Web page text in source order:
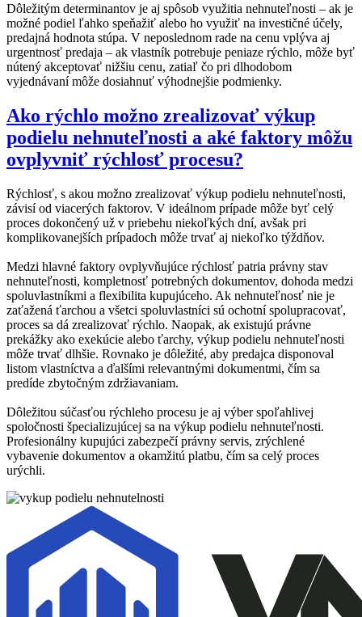
Dôležitým determinantov je aj spôsob využitia nehnuteľnosti – ak je
možné podiel ľahko speňažiť alebo ho využiť na investičné účely,
predajná hodnota stúpa. V neposlednom rade na cenu vplýva aj
urgentnosť predaja – ak vlastník potrebuje peniaze rýchlo, môže byť
nútený akceptovať nižšiu cenu, zatiaľ čo pri dlhodobom
vyjednávaní môže dosiahnuť výhodnejšie podmienky.
Ako rýchlo možno zrealizovať výkup
podielu nehnuteľnosti a aké faktory môžu
ovplyvniť rýchlosť procesu?
Rýchlosť, s akou možno zrealizovať výkup podielu nehnuteľnosti,
závisí od viacerých faktorov. V ideálnom prípade môže byť celý
proces dokončený už v priebehu niekoľkých dní, avšak pri
komplikovanejších prípadoch môže trvať aj niekoľko týždňov.
Medzi hlavné faktory ovplyvňujúce rýchlosť patria právny stav
nehnuteľnosti, kompletnosť potrebných dokumentov, dohoda medzi
spoluvlastníkmi a flexibilita kupujúceho. Ak nehnuteľnosť nie je
zaťažená ťarchou a všetci spoluvlastníci sú ochotní spolupracovať,
proces sa dá zrealizovať rýchlo. Naopak, ak existujú právne
prekážky ako exekúcie alebo ťarchy, výkup podielu nehnuteľnosti
môže trvať dlhšie. Rovnako je dôležité, aby predajca disponoval
listom vlastníctva a ďalšími relevantnými dokumentmi, čím sa
predíde zbytočným zdržiavaniam.
Dôležitou súčasťou rýchleho procesu je aj výber spoľahlivej
spoločnosti špecializujúcej sa na výkup podielu nehnuteľnosti.
Profesionálny kupujúci zabezpečí právny servis, zrýchlené
vybavenie dokumentov a okamžitú platbu, čím sa celý proces
urýchli.